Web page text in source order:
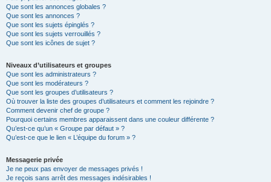
Que sont les annonces globales ?
Que sont les annonces ?
Que sont les sujets épinglés ?
Que sont les sujets verrouillés ?
Que sont les icônes de sujet ?
Niveaux d’utilisateurs et groupes
Que sont les administrateurs ?
Que sont les modérateurs ?
Que sont les groupes d’utilisateurs ?
Où trouver la liste des groupes d’utilisateurs et comment les rejoindre ?
Comment devenir chef de groupe ?
Pourquoi certains membres apparaissent dans une couleur différente ?
Qu’est-ce qu’un « Groupe par défaut » ?
Qu’est-ce que le lien « L’équipe du forum » ?
Messagerie privée
Je ne peux pas envoyer de messages privés !
Je reçois sans arrêt des messages indésirables !